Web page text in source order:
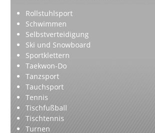
Rollstuhlsport
Schwimmen
Selbstverteidigung
Ski und Snowboard
Sportklettern
Taekwon-Do
Tanzsport
Tauchsport
Tennis
Tischfußball
Tischtennis
Turnen